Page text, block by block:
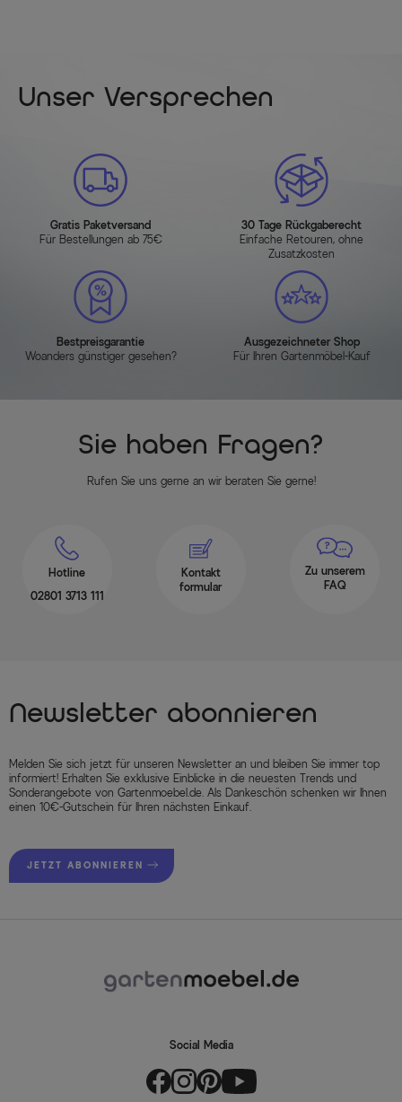
Unser Versprechen
Gratis Paketversand
Für Bestellungen ab 75€
30 Tage Rückgaberecht
Einfache Retouren, ohne
Zusatzkosten
Bestpreisgarantie
Woanders günstiger gesehen?
Ausgezeichneter Shop
Für Ihren Gartenmöbel-Kauf
Sie haben Fragen?
Rufen Sie uns gerne an wir beraten Sie gerne!
Hotline
02801 3713 111
Kontakt
formular
Zu unserem
FAQ
Newsletter abonnieren
Melden Sie sich jetzt für unseren Newsletter an und bleiben Sie immer top
informiert! Erhalten Sie exklusive Einblicke in die neuesten Trends und
Sonderangebote von Gartenmoebel.de. Als Dankeschön schenken wir Ihnen
einen 10€-Gutschein für Ihren nächsten Einkauf.
JETZT ABONNIEREN
Social Media